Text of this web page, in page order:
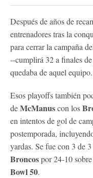
Después de años de
entrenadores tras la
para cerrar la campaña
--cumplirá 32 a finales
quedaba de aquel equipo.
Esos playoffs también
deMcManuscon los
en intentos de gol de
postemporada,
yardas. Se fue con 3 de
Broncospor 24-10
Bowl 50.